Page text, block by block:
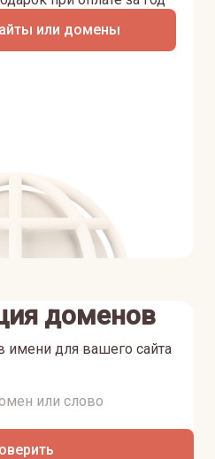
или домены
доменов
имени для вашего сайта